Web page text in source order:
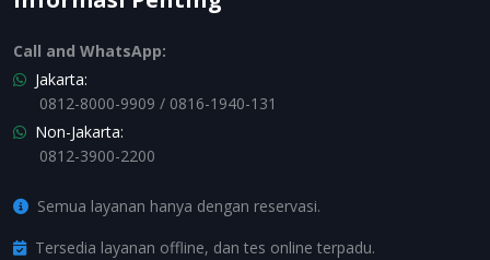
Call and WhatsApp:
Jakarta:
0812-8000-9909 / 0816-1940-131
Non-Jakarta:
0812-3900-2200
Semua layanan hanya dengan reservasi.
Tersedia layanan offline, dan tes online terpadu.